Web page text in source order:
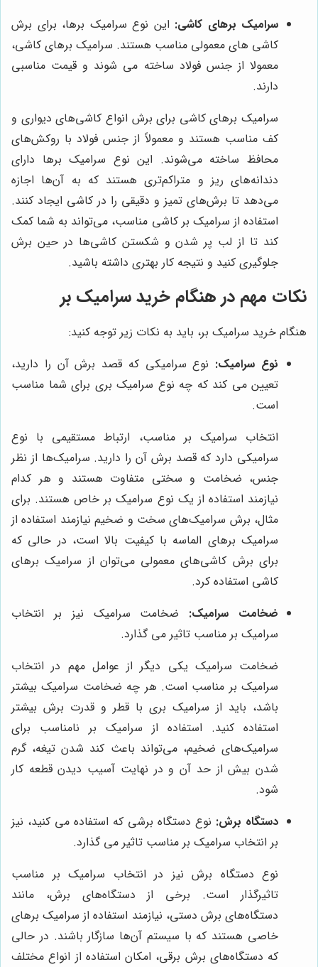
سرامیک برهای کاشی: این نوع سرامیک برها، برای برش
کاشی های معمولی مناسب هستند. سرامیک برهای کاشی،
معمولا از جنس فولاد ساخته می شوند و قیمت مناسبی
دارند.
سرامیک برهای کاشی برای برش انواع کاشی‌های دیواری و
کف مناسب هستند و معمولاً از جنس فولاد با روکش‌های
محافظ ساخته می‌شوند. این نوع سرامیک برها دارای
دندانه‌های ریز و متراکم‌تری هستند که به آن‌ها اجازه
می‌دهد تا برش‌های تمیز و دقیقی را در کاشی ایجاد کنند.
استفاده از سرامیک بر کاشی مناسب، می‌تواند به شما کمک
کند تا از لب پر شدن و شکستن کاشی‌ها در حین برش
جلوگیری کنید و نتیجه کار بهتری داشته باشید.
نکات مهم در هنگام خرید سرامیک بر
هنگام خرید سرامیک بر، باید به نکات زیر توجه کنید:
نوع سرامیک: نوع سرامیکی که قصد برش آن را دارید،
تعیین می کند که چه نوع سرامیک بری برای شما مناسب
است.
انتخاب سرامیک بر مناسب، ارتباط مستقیمی با نوع
سرامیکی دارد که قصد برش آن را دارید. سرامیک‌ها از نظر
جنس، ضخامت و سختی متفاوت هستند و هر کدام
نیازمند استفاده از یک نوع سرامیک بر خاص هستند. برای
مثال، برش سرامیک‌های سخت و ضخیم نیازمند استفاده از
سرامیک برهای الماسه با کیفیت بالا است، در حالی که
برای برش کاشی‌های معمولی می‌توان از سرامیک برهای
کاشی استفاده کرد.
ضخامت سرامیک: ضخامت سرامیک نیز بر انتخاب
سرامیک بر مناسب تاثیر می گذارد.
ضخامت سرامیک یکی دیگر از عوامل مهم در انتخاب
سرامیک بر مناسب است. هر چه ضخامت سرامیک بیشتر
باشد، باید از سرامیک بری با قطر و قدرت برش بیشتر
استفاده کنید. استفاده از سرامیک بر نامناسب برای
سرامیک‌های ضخیم، می‌تواند باعث کند شدن تیغه، گرم
شدن بیش از حد آن و در نهایت آسیب دیدن قطعه کار
شود.
دستگاه برش: نوع دستگاه برشی که استفاده می کنید، نیز
بر انتخاب سرامیک بر مناسب تاثیر می گذارد.
نوع دستگاه برش نیز در انتخاب سرامیک بر مناسب
تاثیرگذار است. برخی از دستگاه‌های برش، مانند
دستگاه‌های برش دستی، نیازمند استفاده از سرامیک برهای
خاصی هستند که با سیستم آن‌ها سازگار باشند. در حالی
که دستگاه‌های برش برقی، امکان استفاده از انواع مختلف